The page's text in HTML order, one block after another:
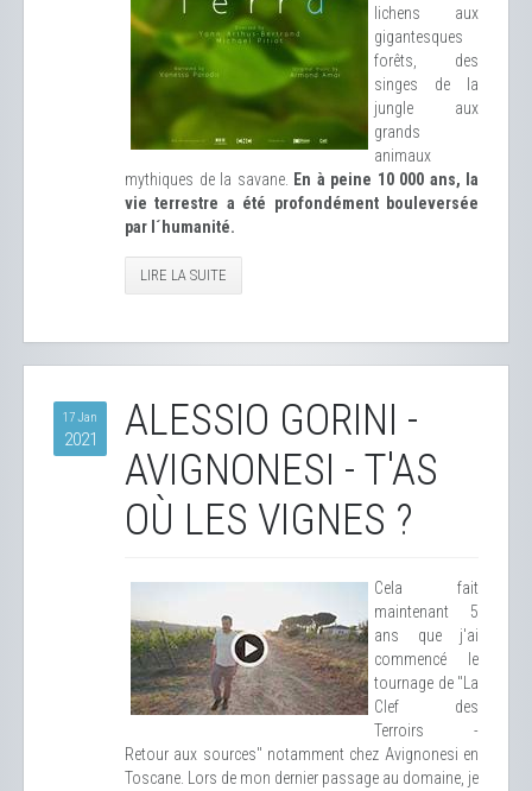
lichens aux
gigantesques
forêts, des
singes de la
jungle aux
grands
animaux
mythiques de la savane.
En à peine 10 000 ans, la
vie terrestre a été profondément bouleversée
par l´humanité.
LIRE LA SUITE
17 Jan
2021
ALESSIO GORINI -
AVIGNONESI - T'AS
OÙ LES VIGNES ?
Cela fait
maintenant 5
ans que j'ai
commencé le
tournage de "La
Clef des
Terroirs -
Retour aux sources" notamment chez Avignonesi en
Toscane. Lors de mon dernier passage au domaine, je